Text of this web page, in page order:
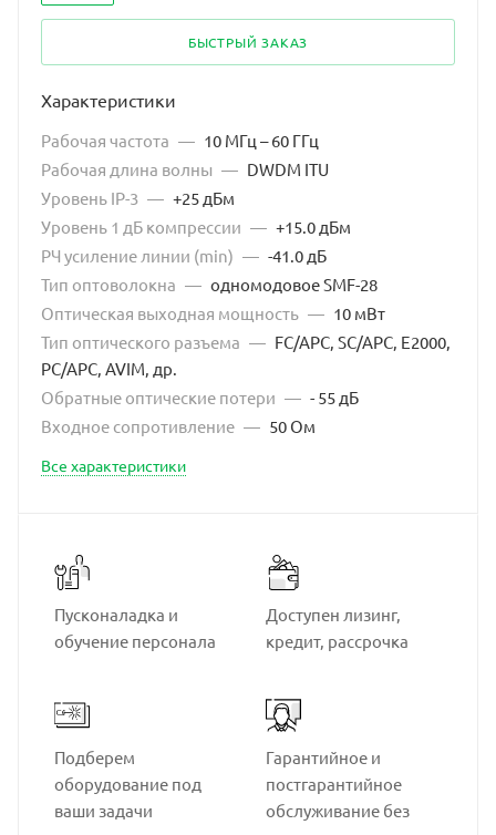
БЫСТРЫЙ ЗАКАЗ
Характеристики
Рабочая частота — 10 МГц – 60 ГГц
Рабочая длина волны — DWDM ITU
Уровень IP-3 — +25 дБм
Уровень 1 дБ компрессии — +15.0 дБм
РЧ усиление линии (min) — -41.0 дБ
Тип оптоволокна — одномодовое SMF-28
Оптическая выходная мощность — 10 мВт
Тип оптического разъема — FC/APC, SC/APC, E2000,
PC/APC, AVIM, др.
Обратные оптические потери — - 55 дБ
Входное сопротивление — 50 Ом
Все характеристики
Пусконаладка и
обучение персонала
Доступен лизинг,
кредит, рассрочка
Подберем
оборудование под
ваши задачи
Гарантийное и
постгарантийное
обслуживание без